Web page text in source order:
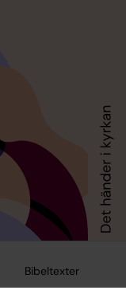
Bibeltexter